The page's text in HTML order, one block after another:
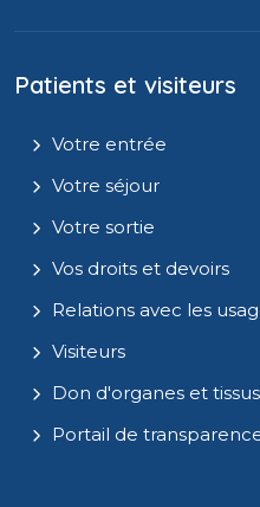
Patients et visiteurs
Votre entrée
Votre séjour
Votre sortie
Vos droits et devoirs
Relations avec les
Visiteurs
Don d'organes et tissus
Portail de